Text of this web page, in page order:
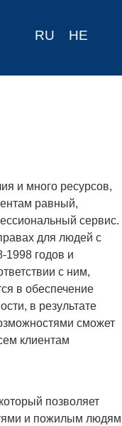
RU HE
и много ресурсов,
равный,
сервис.
для людей с
1998 годов и
с ним,
в обеспечение
в результате
сможет
клиентам
позволяет
и пожилым людям